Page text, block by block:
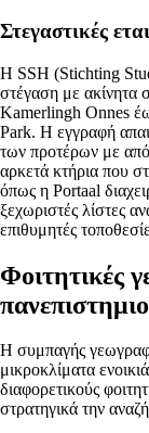
Στεγαστικές
Η SSH (Stichting
στέγαση με ακίνητα
Kamerlingh Onnes
Park. Η εγγραφή
των προτέρων με
αρκετά κτήρια που
όπως η Portaal
ξεχωριστές λίστες
επιθυμητές
Φοιτητικές
Η συμπαγής
μικροκλίματα
διαφορετικούς
στρατηγικά την